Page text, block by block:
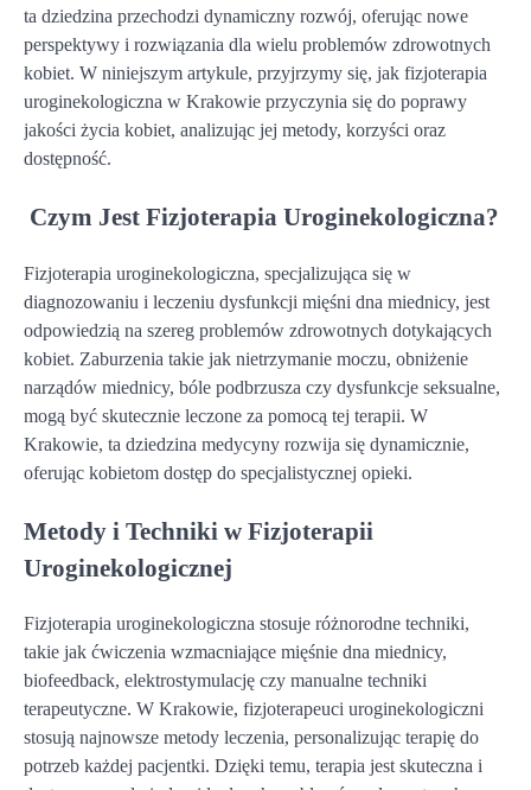
ta dziedzina przechodzi dynamiczny rozwój, oferując nowe
perspektywy i rozwiązania dla wielu problemów zdrowotnych
kobiet. W niniejszym artykule, przyjrzymy się, jak fizjoterapia
uroginekologiczna w Krakowie przyczynia się do poprawy
jakości życia kobiet, analizując jej metody, korzyści oraz
dostępność.
Czym Jest Fizjoterapia Uroginekologiczna?
Fizjoterapia uroginekologiczna, specjalizująca się w
diagnozowaniu i leczeniu dysfunkcji mięśni dna miednicy, jest
odpowiedzią na szereg problemów zdrowotnych dotykających
kobiet. Zaburzenia takie jak nietrzymanie moczu, obniżenie
narządów miednicy, bóle podbrzusza czy dysfunkcje seksualne,
mogą być skutecznie leczone za pomocą tej terapii. W
Krakowie, ta dziedzina medycyny rozwija się dynamicznie,
oferując kobietom dostęp do specjalistycznej opieki.
Metody i Techniki w Fizjoterapii
Uroginekologicznej
Fizjoterapia uroginekologiczna stosuje różnorodne techniki,
takie jak ćwiczenia wzmacniające mięśnie dna miednicy,
biofeedback, elektrostymulację czy manualne techniki
terapeutyczne. W Krakowie, fizjoterapeuci uroginekologiczni
stosują najnowsze metody leczenia, personalizując terapię do
potrzeb każdej pacjentki. Dzięki temu, terapia jest skuteczna i